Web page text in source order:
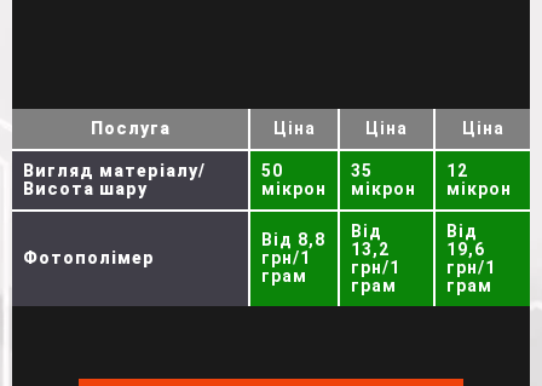
Послуга Ціна Ціна Ціна
Вигляд матеріалу/
Висота шару
50
мікрон
35
мікрон
12
мікрон
Фотополімер
Від 8,8
грн/1
грам
Від
13,2
грн/1
грам
Від
19,6
грн/1
грам